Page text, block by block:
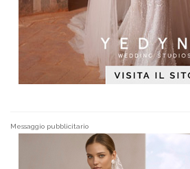
Messaggio pubblicitario